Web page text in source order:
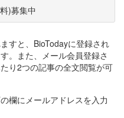
)募集中
すと、BioTodayに登録され
。また、メール会員登録さ
り2つの記事の全文閲覧が可
欄にメールアドレスを入力